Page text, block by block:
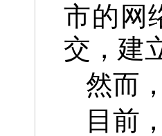
市的网
交，建
然而
目前